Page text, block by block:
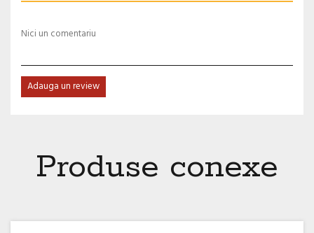
Nici un comentariu
Adauga un review
Produse conexe